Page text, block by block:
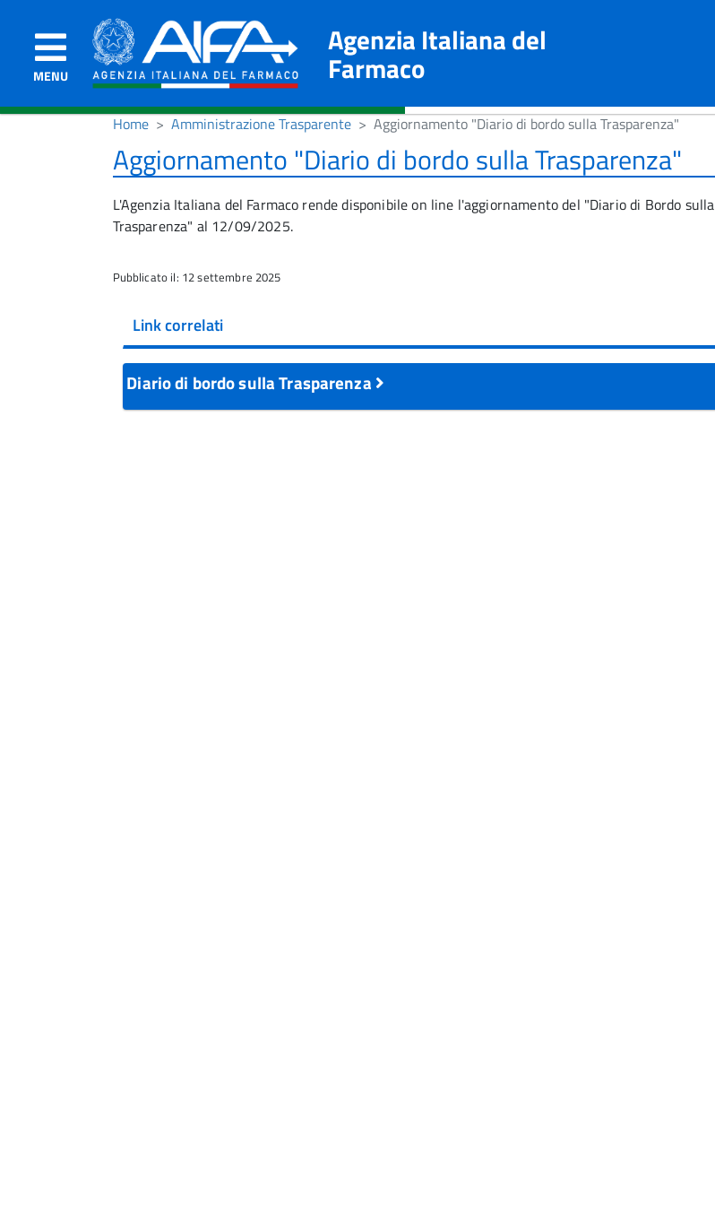
MENU
Agenzia Italiana del
Farmaco
Home Amministrazione Trasparente Aggiornamento "Diario di bordo sulla Trasparenza"
Aggiornamento "Diario di bordo sulla Trasparenza"
L'Agenzia Italiana del Farmaco rende disponibile on line l'aggiornamento del "Diario di Bordo sulla
Trasparenza" al 12/09/2025.
Pubblicato il: 12 settembre 2025
Link correlati
Diario di bordo sulla Trasparenza